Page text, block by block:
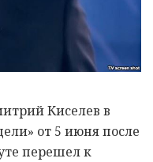
Киселев в
от 5 июня после
перешел к